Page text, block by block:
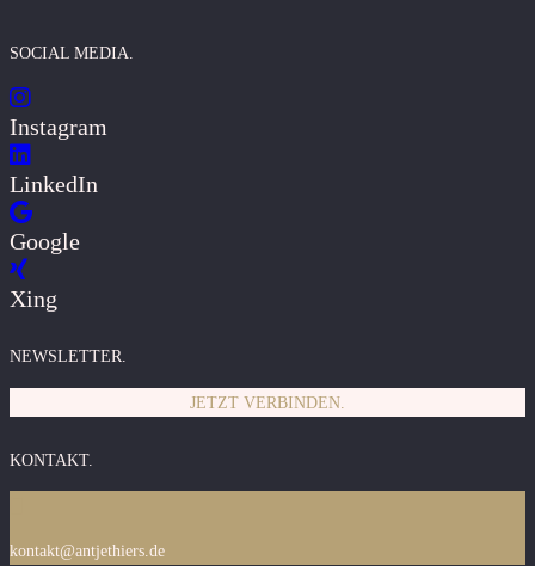
SOCIAL MEDIA.
Instagram
LinkedIn
Google
Xing
NEWSLETTER.
JETZT VERBINDEN.
KONTAKT.
kontakt@antjethiers.de